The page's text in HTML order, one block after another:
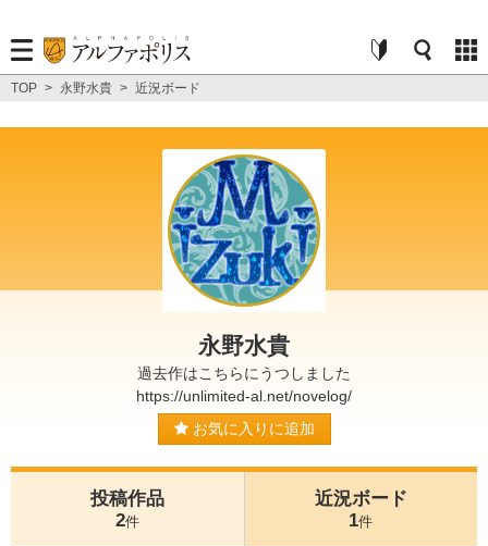
TOP > 永野水貴 > 近況ボード
永野水貴
過去作はこちらにうつしました
https://unlimited-al.net/novelog/
お気に入りに追加
投稿作品
2件
近況ボード
1件